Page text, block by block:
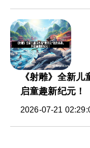
《射雕》全新
启童趣新纪元！
2026-07-21